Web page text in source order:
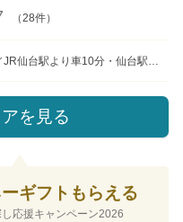
ミ評価
（28件）
仙台駅東口より無料送迎バス約10分、地下鉄東西線 八木山動物公園駅より徒歩約10分
を見る
ギフトもらえる
応援キャンペーン2026